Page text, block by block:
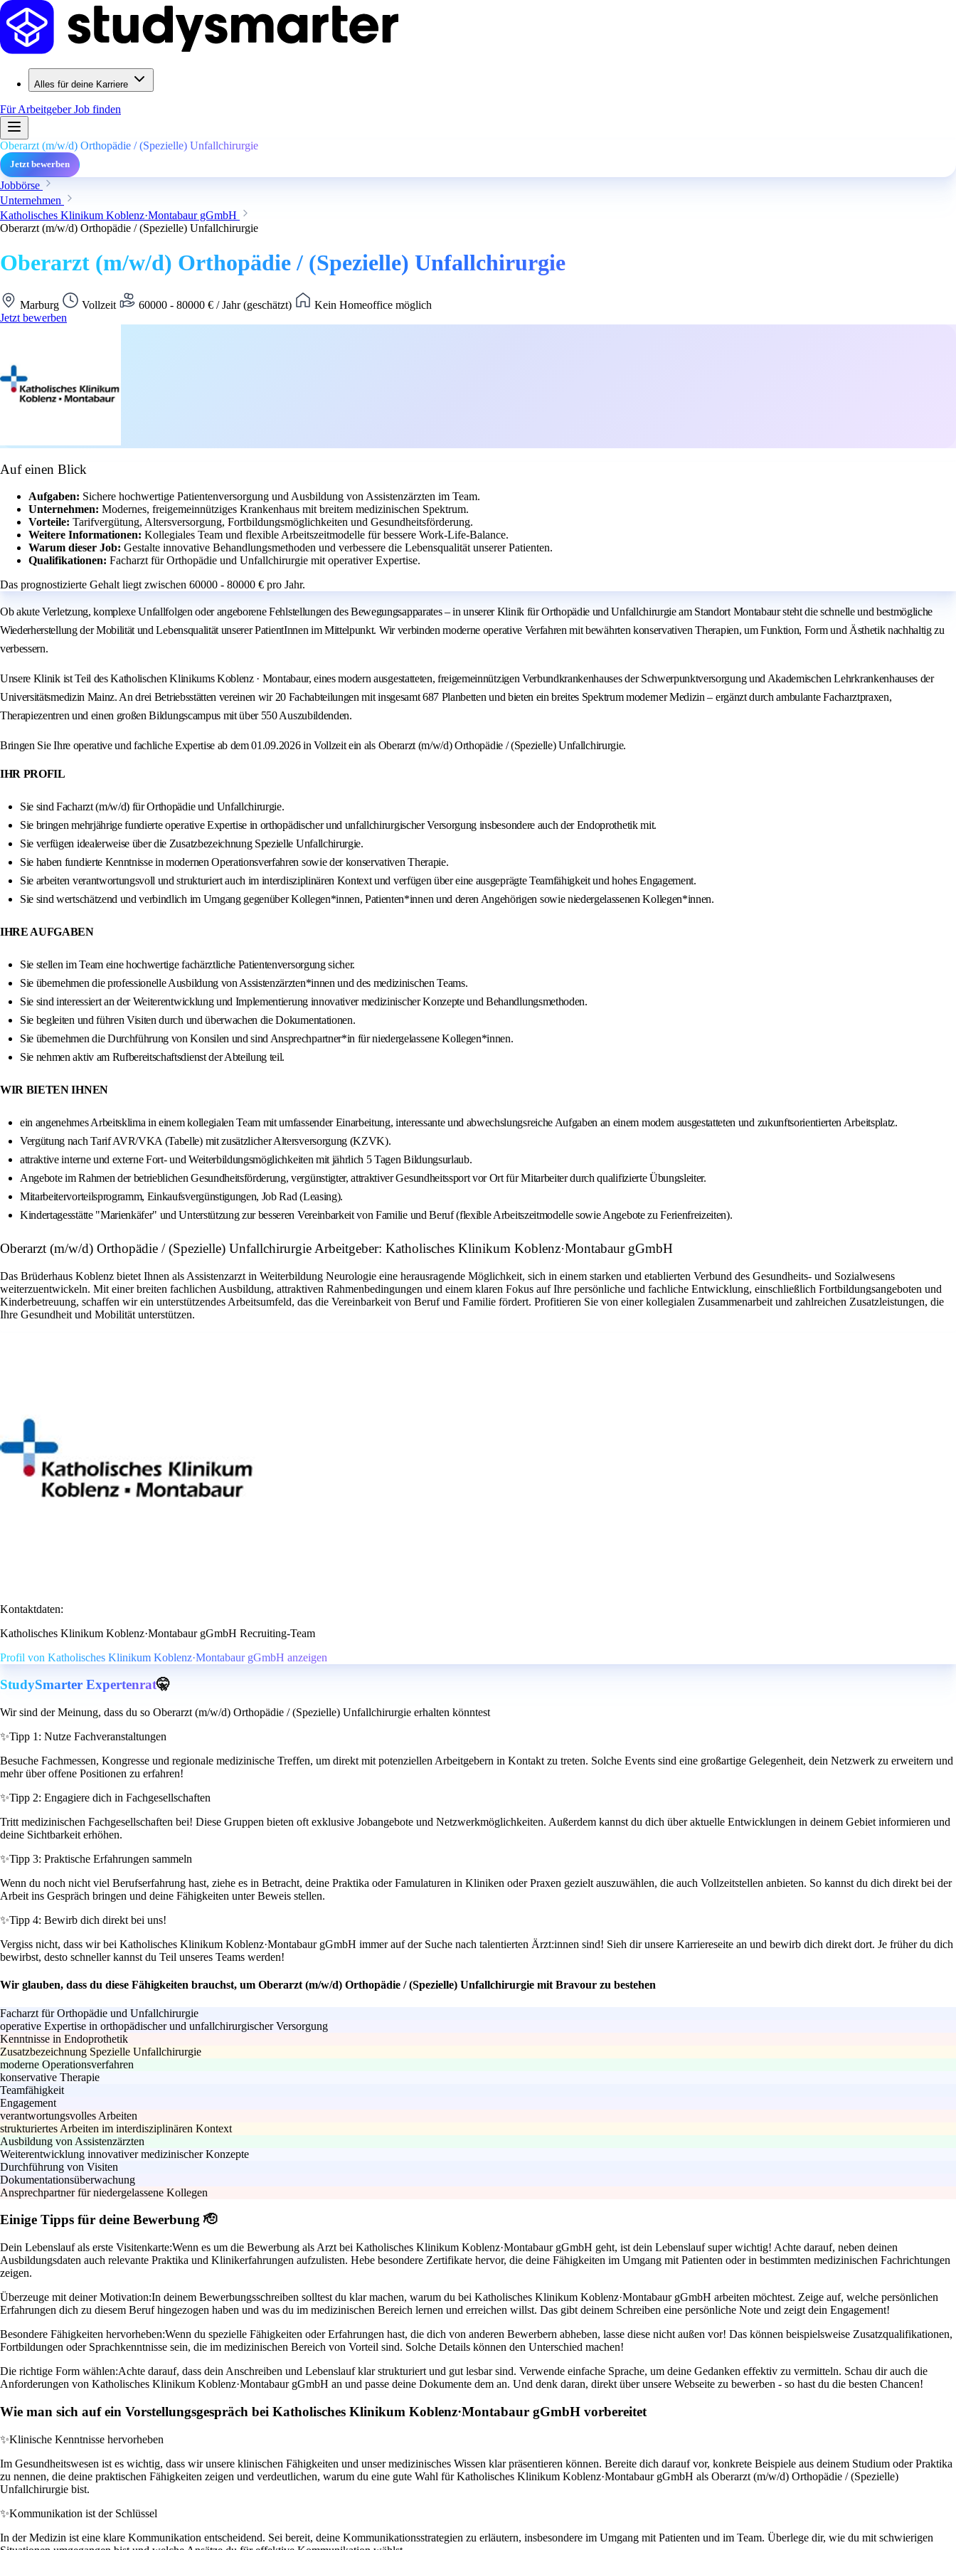
Alles für deine Karriere
Für ArbeitgeberJob finden
Oberarzt (m/w/d) Orthopädie / (Spezielle) Unfallchirurgie
Jetzt bewerben
Jobbörse
Unternehmen
Katholisches Klinikum Koblenz·Montabaur gGmbH
Oberarzt (m/w/d) Orthopädie / (Spezielle) Unfallchirurgie
Oberarzt (m/w/d) Orthopädie / (Spezielle) Unfallchirurgie
Marburg Vollzeit 60000 - 80000 € / Jahr (geschätzt)
Kein Homeoffice möglich
Jetzt bewerben
Auf einen Blick
Aufgaben: Sichere hochwertige Patientenversorgung und Ausbildung von Assistenzärzten im Team.
Unternehmen: Modernes, freigemeinnütziges Krankenhaus mit breitem medizinischen Spektrum.
Vorteile: Tarifvergütung, Altersversorgung, Fortbildungsmöglichkeiten und Gesundheitsförderung.
Weitere Informationen: Kollegiales Team und flexible Arbeitszeitmodelle für bessere Work-Life-Balance.
Warum dieser Job: Gestalte innovative Behandlungsmethoden und verbessere die Lebensqualität unserer Patienten.
Qualifikationen: Facharzt für Orthopädie und Unfallchirurgie mit operativer Expertise.
Das prognostizierte Gehalt liegt zwischen 60000 - 80000 € pro Jahr.
Ob akute Verletzung, komplexe Unfallfolgen oder angeborene Fehlstellungen des Bewegungsapparates – in unserer Klinik für Orthopädie und Unfallchirurgie am Standort Montabaur steht die schnelle und bestmögliche
Wiederherstellung der Mobilität und Lebensqualität unserer PatientInnen im Mittelpunkt. Wir verbinden moderne operative Verfahren mit bewährten konservativen Therapien, um Funktion, Form und Ästhetik nachhaltig zu
verbessern.
Unsere Klinik ist Teil des Katholischen Klinikums Koblenz · Montabaur, eines modern ausgestatteten, freigemeinnützigen Verbundkrankenhauses der Schwerpunktversorgung und Akademischen Lehrkrankenhauses der
Universitätsmedizin Mainz. An drei Betriebsstätten vereinen wir 20 Fachabteilungen mit insgesamt 687 Planbetten und bieten ein breites Spektrum moderner Medizin – ergänzt durch ambulante Facharztpraxen,
Therapiezentren und einen großen Bildungscampus mit über 550 Auszubildenden.
Bringen Sie Ihre operative und fachliche Expertise ab dem 01.09.2026 in Vollzeit ein als Oberarzt (m/w/d) Orthopädie / (Spezielle) Unfallchirurgie.
IHR PROFIL
Sie sind Facharzt (m/w/d) für Orthopädie und Unfallchirurgie.
Sie bringen mehrjährige fundierte operative Expertise in orthopädischer und unfallchirurgischer Versorgung insbesondere auch der Endoprothetik mit.
Sie verfügen idealerweise über die Zusatzbezeichnung Spezielle Unfallchirurgie.
Sie haben fundierte Kenntnisse in modernen Operationsverfahren sowie der konservativen Therapie.
Sie arbeiten verantwortungsvoll und strukturiert auch im interdisziplinären Kontext und verfügen über eine ausgeprägte Teamfähigkeit und hohes Engagement.
Sie sind wertschätzend und verbindlich im Umgang gegenüber Kollegen*innen, Patienten*innen und deren Angehörigen sowie niedergelassenen Kollegen*innen.
IHRE AUFGABEN
Sie stellen im Team eine hochwertige fachärztliche Patientenversorgung sicher.
Sie übernehmen die professionelle Ausbildung von Assistenzärzten*innen und des medizinischen Teams.
Sie sind interessiert an der Weiterentwicklung und Implementierung innovativer medizinischer Konzepte und Behandlungsmethoden.
Sie begleiten und führen Visiten durch und überwachen die Dokumentationen.
Sie übernehmen die Durchführung von Konsilen und sind Ansprechpartner*in für niedergelassene Kollegen*innen.
Sie nehmen aktiv am Rufbereitschaftsdienst der Abteilung teil.
WIR BIETEN IHNEN
ein angenehmes Arbeitsklima in einem kollegialen Team mit umfassender Einarbeitung, interessante und abwechslungsreiche Aufgaben an einem modern ausgestatteten und zukunftsorientierten Arbeitsplatz.
Vergütung nach Tarif AVR/VKA (Tabelle) mit zusätzlicher Altersversorgung (KZVK).
attraktive interne und externe Fort- und Weiterbildungsmöglichkeiten mit jährlich 5 Tagen Bildungsurlaub.
Angebote im Rahmen der betrieblichen Gesundheitsförderung, vergünstigter, attraktiver Gesundheitssport vor Ort für Mitarbeiter durch qualifizierte Übungsleiter.
Mitarbeitervorteilsprogramm, Einkaufsvergünstigungen, Job Rad (Leasing).
Kindertagesstätte "Marienkäfer" und Unterstützung zur besseren Vereinbarkeit von Familie und Beruf (flexible Arbeitszeitmodelle sowie Angebote zu Ferienfreizeiten).
Oberarzt (m/w/d) Orthopädie / (Spezielle) Unfallchirurgie Arbeitgeber: Katholisches Klinikum Koblenz·Montabaur gGmbH
Das Brüderhaus Koblenz bietet Ihnen als Assistenzarzt in Weiterbildung Neurologie eine herausragende Möglichkeit, sich in einem starken und etablierten Verbund des Gesundheits- und Sozialwesens
weiterzuentwickeln. Mit einer breiten fachlichen Ausbildung, attraktiven Rahmenbedingungen und einem klaren Fokus auf Ihre persönliche und fachliche Entwicklung, einschließlich Fortbildungsangeboten und
Kinderbetreuung, schaffen wir ein unterstützendes Arbeitsumfeld, das die Vereinbarkeit von Beruf und Familie fördert. Profitieren Sie von einer kollegialen Zusammenarbeit und zahlreichen Zusatzleistungen, die
Ihre Gesundheit und Mobilität unterstützen.
Kontaktdaten:
Katholisches Klinikum Koblenz·Montabaur gGmbH Recruiting-Team
Profil von Katholisches Klinikum Koblenz·Montabaur gGmbH anzeigen
StudySmarter Expertenrat🤫
Wir sind der Meinung, dass du so Oberarzt (m/w/d) Orthopädie / (Spezielle) Unfallchirurgie erhalten könntest
✨Tipp 1: Nutze Fachveranstaltungen
Besuche Fachmessen, Kongresse und regionale medizinische Treffen, um direkt mit potenziellen Arbeitgebern in Kontakt zu treten. Solche Events sind eine großartige Gelegenheit, dein Netzwerk zu erweitern und
mehr über offene Positionen zu erfahren!
✨Tipp 2: Engagiere dich in Fachgesellschaften
Tritt medizinischen Fachgesellschaften bei! Diese Gruppen bieten oft exklusive Jobangebote und Netzwerkmöglichkeiten. Außerdem kannst du dich über aktuelle Entwicklungen in deinem Gebiet informieren und
deine Sichtbarkeit erhöhen.
✨Tipp 3: Praktische Erfahrungen sammeln
Wenn du noch nicht viel Berufserfahrung hast, ziehe es in Betracht, deine Praktika oder Famulaturen in Kliniken oder Praxen gezielt auszuwählen, die auch Vollzeitstellen anbieten. So kannst du dich direkt bei der
Arbeit ins Gespräch bringen und deine Fähigkeiten unter Beweis stellen.
✨Tipp 4: Bewirb dich direkt bei uns!
Vergiss nicht, dass wir bei Katholisches Klinikum Koblenz·Montabaur gGmbH immer auf der Suche nach talentierten Ärzt:innen sind! Sieh dir unsere Karriereseite an und bewirb dich direkt dort. Je früher du dich
bewirbst, desto schneller kannst du Teil unseres Teams werden!
Wir glauben, dass du diese Fähigkeiten brauchst, um Oberarzt (m/w/d) Orthopädie / (Spezielle) Unfallchirurgie mit Bravour zu bestehen
Facharzt für Orthopädie und Unfallchirurgie
operative Expertise in orthopädischer und unfallchirurgischer Versorgung
Kenntnisse in Endoprothetik
Zusatzbezeichnung Spezielle Unfallchirurgie
moderne Operationsverfahren
konservative Therapie
Teamfähigkeit
Engagement
verantwortungsvolles Arbeiten
strukturiertes Arbeiten im interdisziplinären Kontext
Ausbildung von Assistenzärzten
Weiterentwicklung innovativer medizinischer Konzepte
Durchführung von Visiten
Dokumentationsüberwachung
Ansprechpartner für niedergelassene Kollegen
Einige Tipps für deine Bewerbung 🫡
Dein Lebenslauf als erste Visitenkarte:Wenn es um die Bewerbung als Arzt bei Katholisches Klinikum Koblenz·Montabaur gGmbH geht, ist dein Lebenslauf super wichtig! Achte darauf, neben deinen
Ausbildungsdaten auch relevante Praktika und Klinikerfahrungen aufzulisten. Hebe besondere Zertifikate hervor, die deine Fähigkeiten im Umgang mit Patienten oder in bestimmten medizinischen Fachrichtungen
zeigen.
Überzeuge mit deiner Motivation:In deinem Bewerbungsschreiben solltest du klar machen, warum du bei Katholisches Klinikum Koblenz·Montabaur gGmbH arbeiten möchtest. Zeige auf, welche persönlichen
Erfahrungen dich zu diesem Beruf hingezogen haben und was du im medizinischen Bereich lernen und erreichen willst. Das gibt deinem Schreiben eine persönliche Note und zeigt dein Engagement!
Besondere Fähigkeiten hervorheben:Wenn du spezielle Fähigkeiten oder Erfahrungen hast, die dich von anderen Bewerbern abheben, lasse diese nicht außen vor! Das können beispielsweise Zusatzqualifikationen,
Fortbildungen oder Sprachkenntnisse sein, die im medizinischen Bereich von Vorteil sind. Solche Details können den Unterschied machen!
Die richtige Form wählen:Achte darauf, dass dein Anschreiben und Lebenslauf klar strukturiert und gut lesbar sind. Verwende einfache Sprache, um deine Gedanken effektiv zu vermitteln. Schau dir auch die
Anforderungen von Katholisches Klinikum Koblenz·Montabaur gGmbH an und passe deine Dokumente dem an. Und denk daran, direkt über unsere Webseite zu bewerben - so hast du die besten Chancen!
Wie man sich auf ein Vorstellungsgespräch bei Katholisches Klinikum Koblenz·Montabaur gGmbH vorbereitet
✨Klinische Kenntnisse hervorheben
Im Gesundheitswesen ist es wichtig, dass wir unsere klinischen Fähigkeiten und unser medizinisches Wissen klar präsentieren können. Bereite dich darauf vor, konkrete Beispiele aus deinem Studium oder Praktika
zu nennen, die deine praktischen Fähigkeiten zeigen und verdeutlichen, warum du eine gute Wahl für Katholisches Klinikum Koblenz·Montabaur gGmbH als Oberarzt (m/w/d) Orthopädie / (Spezielle)
Unfallchirurgie bist.
✨Kommunikation ist der Schlüssel
In der Medizin ist eine klare Kommunikation entscheidend. Sei bereit, deine Kommunikationsstrategien zu erläutern, insbesondere im Umgang mit Patienten und im Team. Überlege dir, wie du mit schwierigen